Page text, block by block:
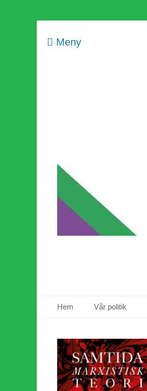
Meny
Primär meny
Hem Vår politik